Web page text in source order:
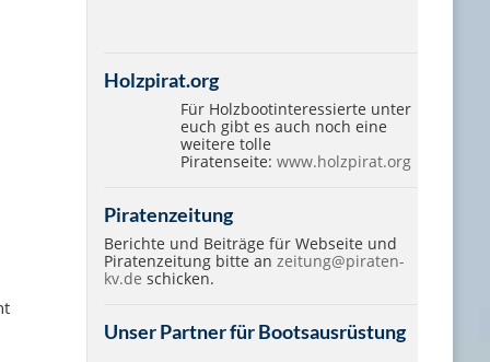
Holzpirat.org
Für Holzbootinteressierte unter
euch gibt es auch noch eine
weitere tolle
Piratenseite:www.holzpirat.org
Piratenzeitung
Berichte und Beiträge für Webseite und
Piratenzeitung bitte anzeitung@piraten-
kv.de schicken.
Unser Partner für Bootsausrüstung